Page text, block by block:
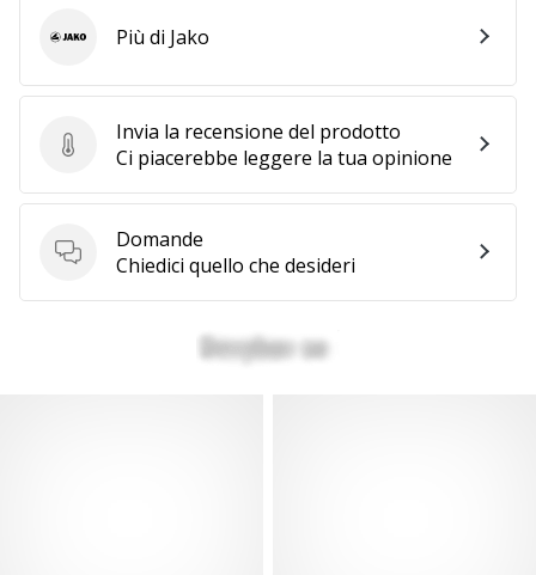
Invia la recensione del prodotto
Invia la recensione del prodotto
Ci piacerebbe leggere la tua opinione
Domande
Domande
Chiedici quello che desideri
Jako Più di Jako